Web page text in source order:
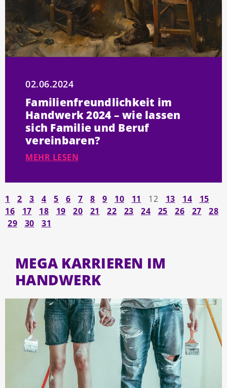
02.06.2024
Familienfreundlichkeit im
Handwerk 2024 – wie lassen
sich Familie und Beruf
vereinbaren?
MEHR LESEN
1 2 3 4 5 6 7 8 9 10 11 12 13 14
15
16
17 18 19 20 21 22 23 24 25 26 27
28
29
30 31
MEGA KARRIEREN IM
HANDWERK